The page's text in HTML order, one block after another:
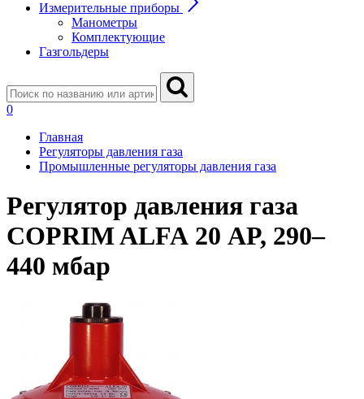
Измерительные приборы
Манометры
Комплектующие
Газгольдеры
0
Главная
Регуляторы давления газа
Промышленные регуляторы давления газа
Регулятор давления газа
COPRIM ALFA 20 AP, 290–
440 мбар